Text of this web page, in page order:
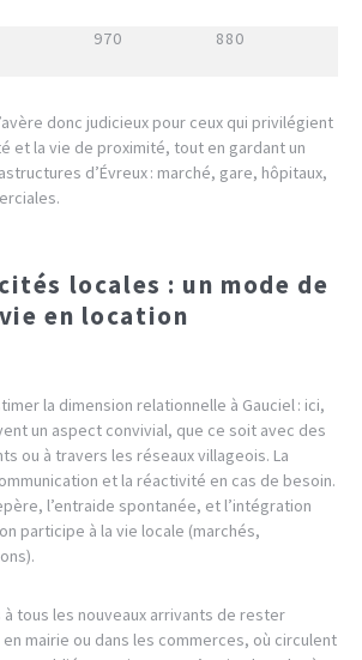
970 880
donc judicieux pour ceux qui privilégient
et la vie de proximité, tout en gardant un
d’Évreux : marché, gare, hôpitaux,
locales : un mode de
vie en location
la dimension relationnelle à Gauciel : ici,
un aspect convivial, que ce soit avec des
ou à travers les réseaux villageois. La
et la réactivité en cas de besoin.
l’entraide spontanée, et l’intégration
participe à la vie locale (marchés,
à tous les nouveaux arrivants de rester
mairie ou dans les commerces, où circulent